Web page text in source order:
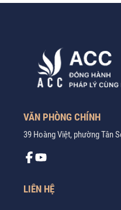
VĂN PHÒNG CHÍNH
39 Hoàng Việt, phường Tân
LIÊN HỆ